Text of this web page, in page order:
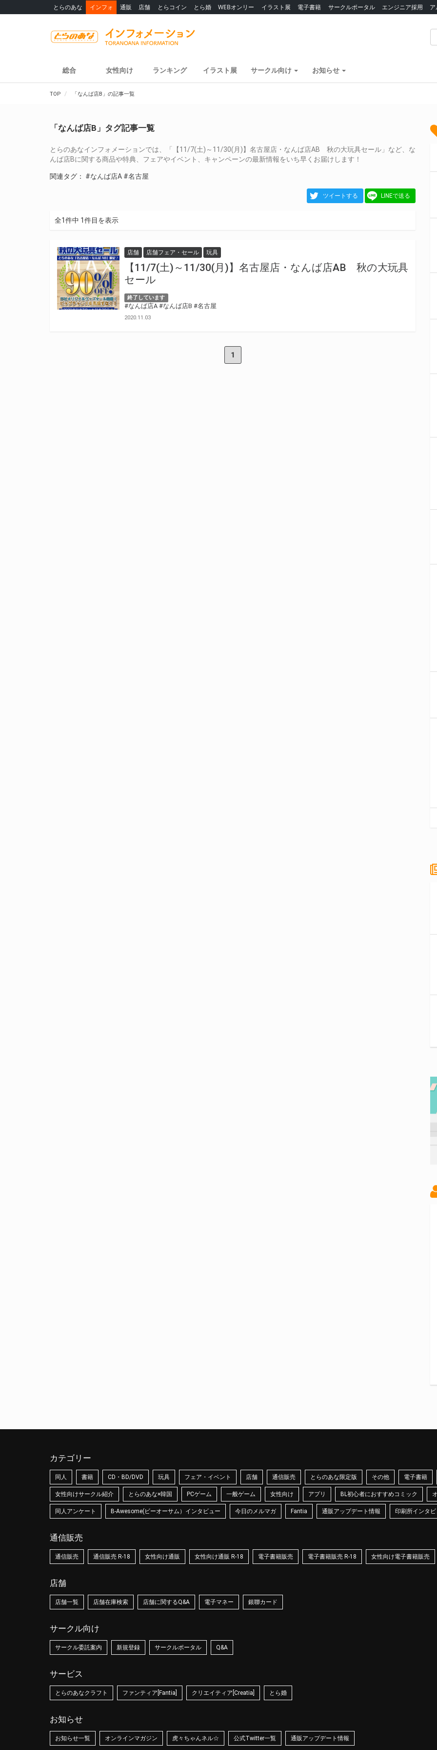
とらのあな インフォ 通販 店舗 とらコイン とら婚 WEBオンリー イラスト展 電子書籍 サークルポータル エンジニア採用
総合 女性向け ランキング イラスト展 サークル向け お知らせ
TOP 「なんば店B」の記事一覧
「なんば店B」タグ記事一覧
とらのあなインフォメーションでは、「【11/7(土)～11/30(月)】名古屋店・なんば店AB 秋の大玩具セール」など、な
んば店Bに関する商品や特典、フェアやイベント、キャンペーンの最新情報をいち早くお届けします！
関連タグ： #なんば店A #名古屋
ツイートする LINEで送る
全1件中 1件目を表示
店舗 店舗フェア・セール 玩具
【11/7(土)～11/30(月)】名古屋店・なんば店AB 秋の大玩具
セール
終了しています
#なんば店A #なんば店B #名古屋
2020.11.03
1
カテゴリー
同人 書籍 CD・BD/DVD 玩具 フェア・イベント 店舗 通信販売 とらのあな限定版 その他 電子書籍
女性向けサークル紹介 とらのあな×韓国 PCゲーム 一般ゲーム 女性向け アプリ BL初心者におすすめコミック
同人アンケート B-Awesome(ビーオーサム）インタビュー 今日のメルマガ Fantia 通販アップデート情報 印刷所インタ
通信販売
通信販売 通信販売 R-18 女性向け通販 女性向け通販 R-18 電子書籍販売 電子書籍販売 R-18 女性向け電子書籍販売
店舗
店舗一覧 店舗在庫検索 店舗に関するQ&A 電子マネー 銀聯カード
サークル向け
サークル委託案内 新規登録 サークルポータル Q&A
サービス
とらのあなクラフト ファンティア[Fantia] クリエイティア[Creatia] とら婚
お知らせ
お知らせ一覧 オンラインマガジン 虎々ちゃんネル☆ 公式Twitter一覧 通販アップデート情報